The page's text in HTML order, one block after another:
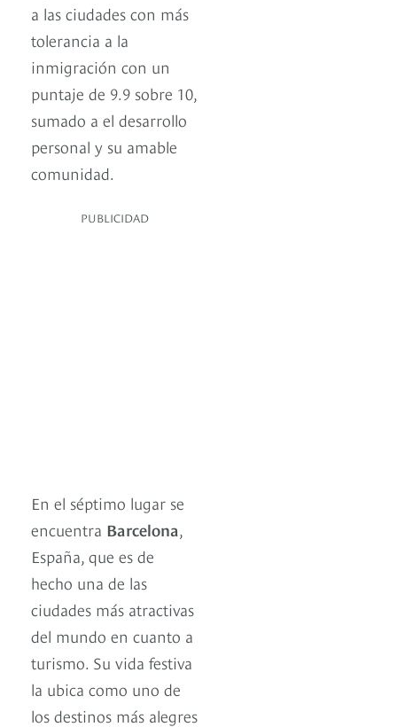
a las ciudades con más
tolerancia a la
inmigración con un
puntaje de 9.9 sobre 10,
sumado a el desarrollo
personal y su amable
comunidad.
PUBLICIDAD
En el séptimo lugar se
encuentra Barcelona
España, que es de
hecho una de las
ciudades más atractivas
del mundo en cuanto a
turismo. Su vida festiva
la ubica como uno de
los destinos más alegres